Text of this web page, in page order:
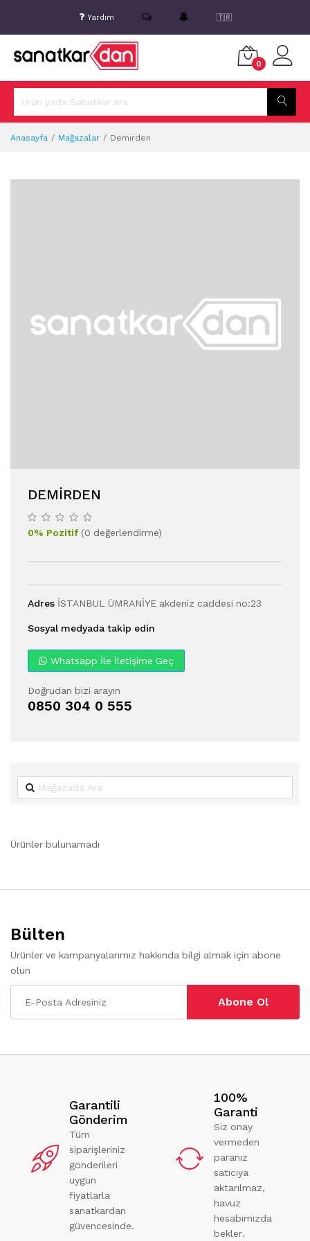
Yardım 🇹🇷
0
Anasayfa Mağazalar Demirden
DEMIRDEN
0% Pozitif(0 değerlendirme)
Adres İSTANBUL ÜMRANİYE akdeniz caddesi no:23
Sosyal medyada takip edin
Whatsapp İle İletişime Geç
Doğrudan bizi arayın
0850 304 0 555
Ürünler bulunamadı
Bülten
Ürünler ve kampanyalarımız hakkında bilgi almak için abone
olun
Abone Ol
Garantili
Gönderim
Tüm
siparişleriniz
gönderileri
uygun
fiyatlarla
sanatkardan
güvencesinde.
100%
Garanti
Siz onay
vermeden
paranız
satıcıya
aktarılmaz,
havuz
hesabımızda
bekler.